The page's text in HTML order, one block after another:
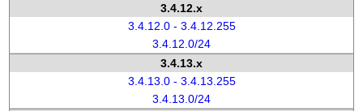
3.4.12.x
3.4.12.0 - 3.4.12.255
3.4.12.0/24
3.4.13.x
3.4.13.0 - 3.4.13.255
3.4.13.0/24